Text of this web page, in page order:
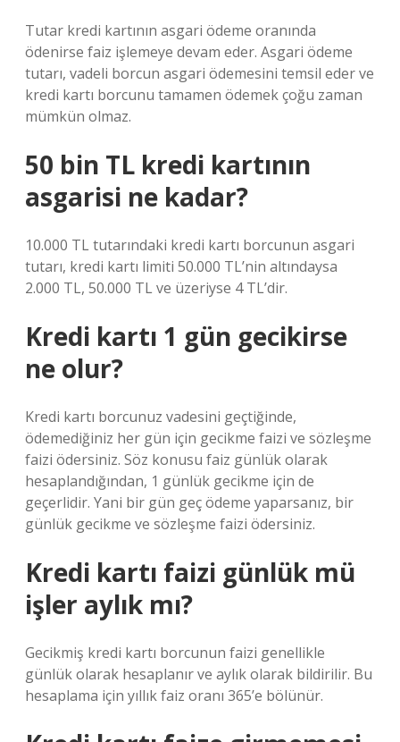
Tutar kredi kartının asgari ödeme oranında
ödenirse faiz işlemeye devam eder. Asgari ödeme
tutarı, vadeli borcun asgari ödemesini temsil eder ve
kredi kartı borcunu tamamen ödemek çoğu zaman
mümkün olmaz.
50 bin TL kredi kartının
asgarisi ne kadar?
10.000 TL tutarındaki kredi kartı borcunun asgari
tutarı, kredi kartı limiti 50.000 TL’nin altındaysa
2.000 TL, 50.000 TL ve üzeriyse 4 TL’dir.
Kredi kartı 1 gün gecikirse
ne olur?
Kredi kartı borcunuz vadesini geçtiğinde,
ödemediğiniz her gün için gecikme faizi ve sözleşme
faizi ödersiniz. Söz konusu faiz günlük olarak
hesaplandığından, 1 günlük gecikme için de
geçerlidir. Yani bir gün geç ödeme yaparsanız, bir
günlük gecikme ve sözleşme faizi ödersiniz.
Kredi kartı faizi günlük mü
işler aylık mı?
Gecikmiş kredi kartı borcunun faizi genellikle
günlük olarak hesaplanır ve aylık olarak bildirilir. Bu
hesaplama için yıllık faiz oranı 365’e bölünür.